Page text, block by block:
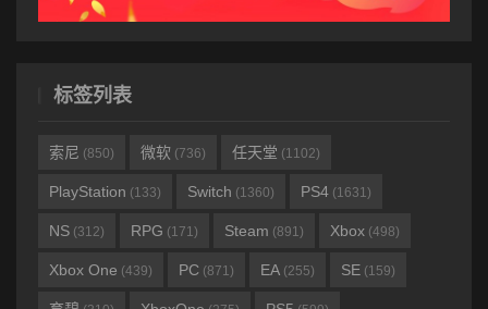
标签列表
索尼 (850) 微软 (736) 任天堂 (1102)
PlayStation (133) Switch (1360) PS4 (1631)
NS (312) RPG (171) Steam (891) Xbox (498)
Xbox One (439) PC (871) EA (255) SE (159)